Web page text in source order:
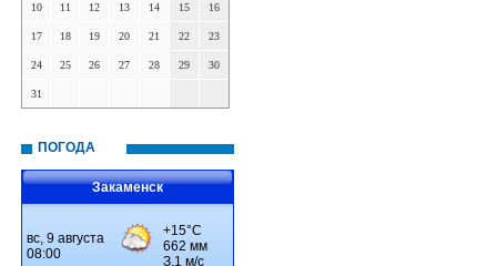
10 11 12 13 14 15 16
17 18 19 20 21 22 23
24 25 26 27 28 29 30
31
ПОГОДА
Закаменск